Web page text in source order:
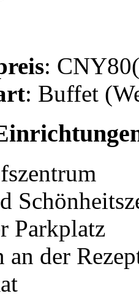
:
: Buffet
Parkplatz
an der